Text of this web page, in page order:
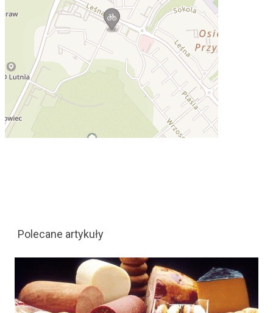
Polecane artykuły